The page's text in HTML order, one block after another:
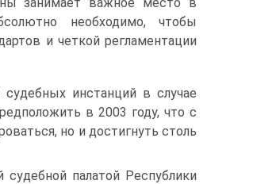
необходимо, чтобы
и четкой регламентации
инстанций в случае
в 2003 году, что с
но и достигнуть столь
палатой Республики